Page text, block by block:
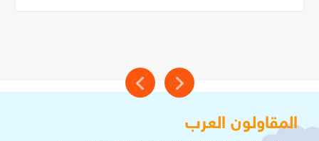
المقاولون العرب